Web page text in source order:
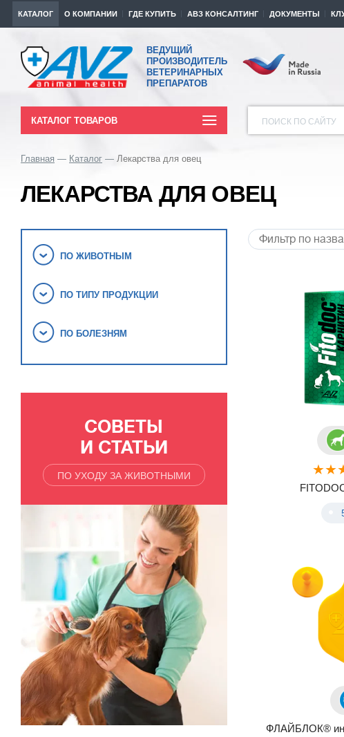
КАТАЛОГ О КОМПАНИИ ГДЕ КУПИТЬ АВЗ КОНСАЛТИНГ ДОКУМЕНТЫ
ВЕДУЩИЙ
ПРОИЗВОДИТЕЛЬ
ВЕТЕРИНАРНЫХ
ПРЕПАРАТОВ
КАТАЛОГ ТОВАРОВ ПОИСК ПО САЙТУ
Главная Каталог Лекарства для овец
ЛЕКАРСТВА ДЛЯ ОВЕЦ
ПО ЖИВОТНЫМ
ПО ТИПУ ПРОДУКЦИИ
ПО БОЛЕЗНЯМ
СОВЕТЫ
И СТАТЬИ
ПО УХОДУ ЗА ЖИВОТНЫМИ
ФЛАЙБЛОК®